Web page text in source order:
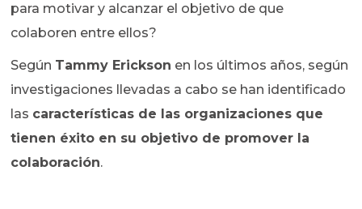
para motivar y alcanzar el objetivo de que
colaboren entre ellos?
Según Tammy Erickson en los últimos años, según
investigaciones llevadas a cabo se han identificado
las características de las organizaciones que
tienen éxito en su objetivo de promover la
colaboración.